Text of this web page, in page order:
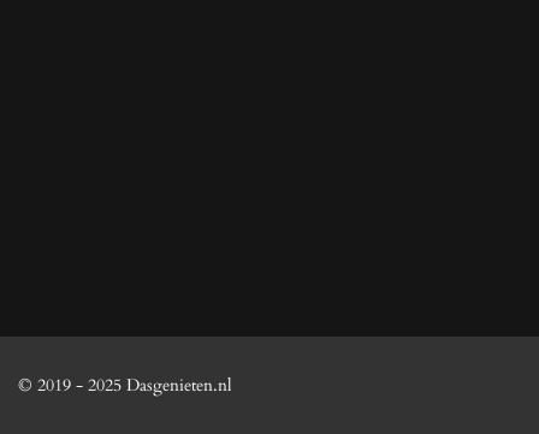
© 2019 - 2025 Dasgenieten.nl